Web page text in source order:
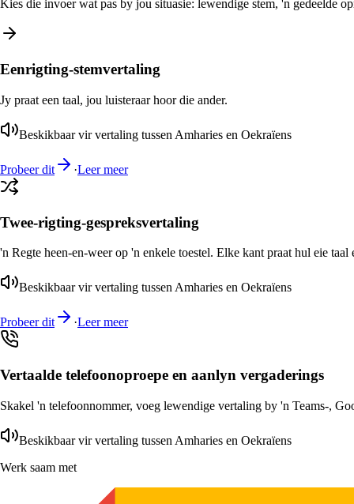
Kies die invoer wat pas by jou situasie: lewendige stem, 'n gedeelde
Eenrigting-stemvertaling
Jy praat een taal, jou luisteraar hoor die ander.
Beskikbaar vir vertaling tussen Amharies en Oekraïens
Probeer dit ·Leer meer
Twee-rigting-gespreksvertaling
'n Regte heen-en-weer op 'n enkele toestel. Elke kant praat hul eie taal
Beskikbaar vir vertaling tussen Amharies en Oekraïens
Probeer dit ·Leer meer
Vertaalde telefoonoproepe en aanlyn vergaderings
Skakel 'n telefoonnommer, voeg lewendige vertaling by 'n Teams-,
Beskikbaar vir vertaling tussen Amharies en Oekraïens
Werk saam met